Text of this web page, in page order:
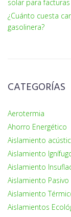
solar para
¿Cuánto cuesta
gasolinera?
CATEGORÍAS
Aerotermia
Ahorro Energético
Aislamiento
Aislamiento
Aislamiento
Aislamiento Pasivo
Aislamiento
Aislamientos